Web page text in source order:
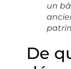
un
De